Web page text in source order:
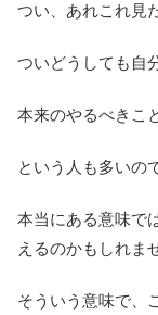
つい、あれこれ見
ついどうしても自
本来のやるべきこ
という人も多いの
本当にある意味で
えるのかもしれま
そういう意味で、